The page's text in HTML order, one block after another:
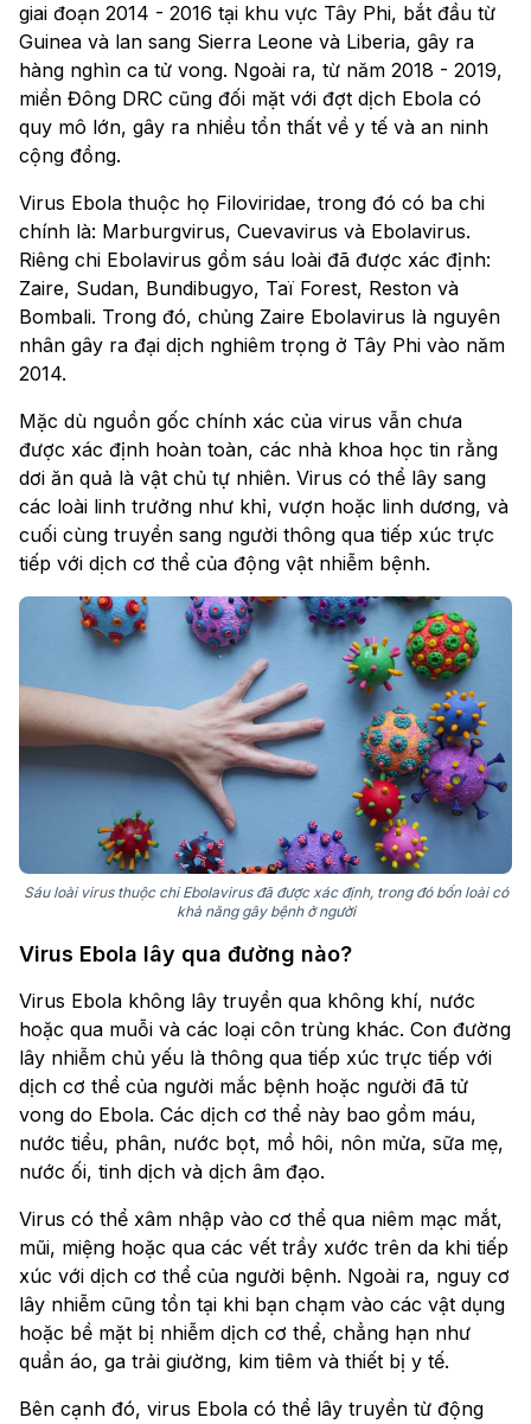
giai đoạn 2014 - 2016 tại khu vực Tây Phi, bắt đầu từ
Guinea và lan sang Sierra Leone và Liberia, gây ra
hàng nghìn ca tử vong. Ngoài ra, từ năm 2018 - 2019,
miền Đông DRC cũng đối mặt với đợt dịch Ebola có
quy mô lớn, gây ra nhiều tổn thất về y tế và an ninh
cộng đồng.
Virus Ebola thuộc họ Filoviridae, trong đó có ba chi
chính là: Marburgvirus, Cuevavirus và Ebolavirus.
Riêng chi Ebolavirus gồm sáu loài đã được xác định:
Zaire, Sudan, Bundibugyo, Taï Forest, Reston và
Bombali. Trong đó, chủng Zaire Ebolavirus là nguyên
nhân gây ra đại dịch nghiêm trọng ở Tây Phi vào năm
2014.
Mặc dù nguồn gốc chính xác của virus vẫn chưa
được xác định hoàn toàn, các nhà khoa học tin rằng
dơi ăn quả là vật chủ tự nhiên. Virus có thể lây sang
các loài linh trưởng như khỉ, vượn hoặc linh dương, và
cuối cùng truyền sang người thông qua tiếp xúc trực
tiếp với dịch cơ thể của động vật nhiễm bệnh.
Sáu loài virus thuộc chi Ebolavirus đã được xác định, trong đó bốn loài có
khả năng gây bệnh ở người
Virus Ebola lây qua đường nào?
Virus Ebola không lây truyền qua không khí, nước
hoặc qua muỗi và các loại côn trùng khác. Con đường
lây nhiễm chủ yếu là thông qua tiếp xúc trực tiếp với
dịch cơ thể của người mắc bệnh hoặc người đã tử
vong do Ebola. Các dịch cơ thể này bao gồm máu,
nước tiểu, phân, nước bọt, mồ hôi, nôn mửa, sữa mẹ,
nước ối, tinh dịch và dịch âm đạo.
Virus có thể xâm nhập vào cơ thể qua niêm mạc mắt,
mũi, miệng hoặc qua các vết trầy xước trên da khi tiếp
xúc với dịch cơ thể của người bệnh. Ngoài ra, nguy cơ
lây nhiễm cũng tồn tại khi bạn chạm vào các vật dụng
hoặc bề mặt bị nhiễm dịch cơ thể, chẳng hạn như
quần áo, ga trải giường, kim tiêm và thiết bị y tế.
Bên cạnh đó, virus Ebola có thể lây truyền từ động